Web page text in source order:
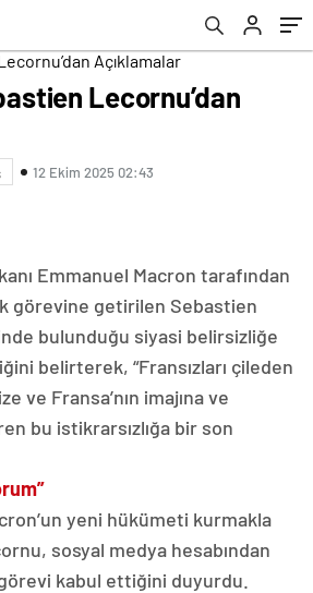
Lecornu’dan
12 Ekim 2025 02:43
Emmanuel Macron tarafından
görevine getirilen Sebastien
bulunduğu siyasi belirsizliğe
belirterek, “Fransızları çileden
ve Fransa’nın imajına ve
bu istikrarsızlığa bir son
yeni hükümeti kurmakla
sosyal medya hesabından
görevi kabul ettiğini duyurdu.